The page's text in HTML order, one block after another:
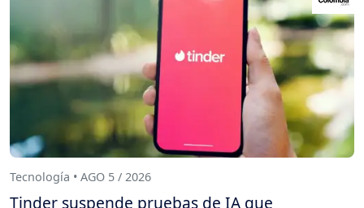
Tecnología • AGO 5 / 2026
Tinder suspende pruebas de IA que